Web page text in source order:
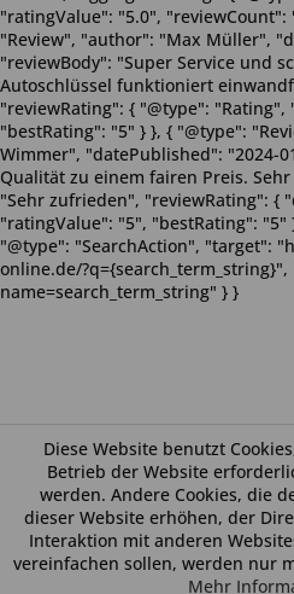
Diese Website benutzt
Betrieb der Website
werden. Andere Cookies, die
dieser Website erhöhen, der
Interaktion mit anderen
vereinfachen sollen, werden nur
Mehr
"ratingValue": "5.0",
"Review", "author": "Max Müller",
"reviewBody": "Super Service und
Autoschlüssel funktioniert
"reviewRating": { "@type":
"bestRating": "5" } }, { "@type":
Wimmer", "datePublished": "2024-
Qualität zu einem fairen Preis.
"Sehr zufrieden", "reviewRating": {
"ratingValue": "5", "bestRating":
"@type": "SearchAction", "target":
online.de/
name=search_term_string" } }